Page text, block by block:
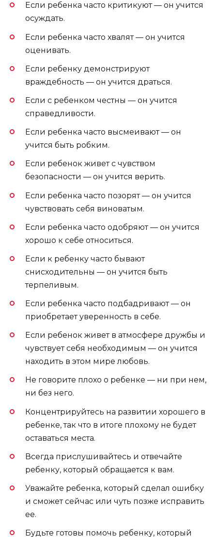
Если ребенка часто критикуют — он учится
осуждать.
Если ребенка часто хвалят — он учится
оценивать.
Если ребенку демонстрируют
враждебность — он учится драться.
Если с ребенком честны — он учится
справедливости.
Если ребенка часто высмеивают — он
учится быть робким.
Если ребенок живет с чувством
безопасности — он учится верить.
Если ребенка часто позорят — он учится
чувствовать себя виноватым.
Если ребенка часто одобряют — он учится
хорошо к себе относиться.
Если к ребенку часто бывают
снисходительны — он учится быть
терпеливым.
Если ребенка часто подбадривают — он
приобретает уверенность в себе.
Если ребенок живет в атмосфере дружбы и
чувствует себя необходимым — он учится
находить в этом мире любовь.
Не говорите плохо о ребенке — ни при нем,
ни без него.
Концентрируйтесь на развитии хорошего в
ребенке, так что в итоге плохому не будет
оставаться места.
Всегда прислушивайтесь и отвечайте
ребенку, который обращается к вам.
Уважайте ребенка, который сделал ошибку
и сможет сейчас или чуть позже исправить
ее.
Будьте готовы помочь ребенку, который